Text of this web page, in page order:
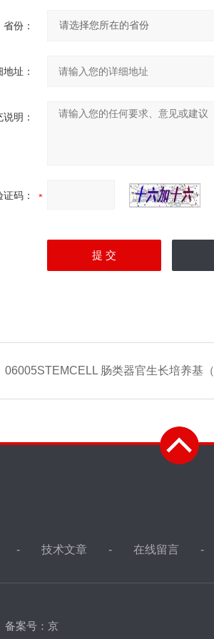
省份：
址：
明：
证码：
06005STEMCELL 肠类器官生长培养基（小鼠）
技术文章 在线留言
备案号：京